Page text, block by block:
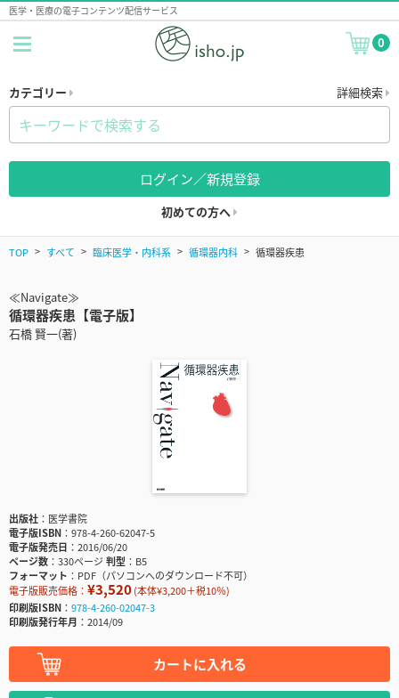
医学・医療の電子コンテンツ配信サービス
0
カテゴリー 詳細検索
ログイン／新規登録
初めての方へ
TOP すべて 臨床医学・内科系 循環器内科 循環器疾患
≪Navigate≫
循環器疾患【電子版】
石橋 賢一(著)
出版社
医学書院
電子版ISBN
978-4-260-62047-5
電子版発売日
2016/06/20
ページ数
330ページ判型
B5
フォーマット
PDF（パソコンへのダウンロード不可）
電子版販売価格： ¥3,520(本体¥3,200＋税10％)
印刷版ISBN
978-4-260-02047-3
印刷版発行年月
2014/09
カートに入れる